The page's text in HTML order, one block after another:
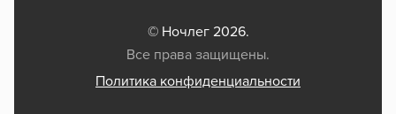
© Ночлег 2026.
Все права защищены.
Политика конфиденциальности